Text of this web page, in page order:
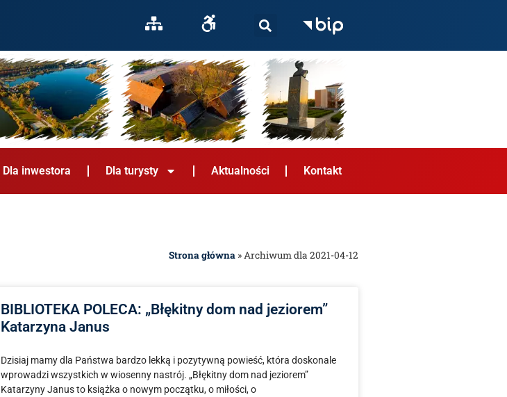
Dla inwestora Dla turysty Aktualności Kontakt
Strona główna »Archiwum dla 2021-04-12
BIBLIOTEKA POLECA: „Błękitny dom nad jeziorem”
Katarzyna Janus
Dzisiaj mamy dla Państwa bardzo lekką i pozytywną powieść, która doskonale
wprowadzi wszystkich w wiosenny nastrój. „Błękitny dom nad jeziorem”
Katarzyny Janus to książka o nowym początku, o miłości, o